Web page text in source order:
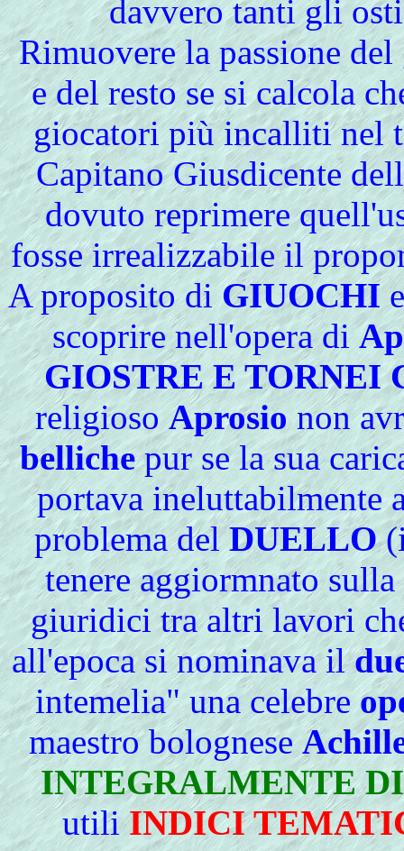
davvero tanti gli
Rimuovere la passione
e del resto se si calcola
giocatori più incalliti nel
Capitano Giusdicente
dovuto reprimere
fosse irrealizzabile il
A proposito diGIUOCHI
scoprire nell'opera di
GIOSTRE E TORNEI
religiosoAprosionon
bellichepur se la sua
portava ineluttabilmente
problema delDUELLO
tenere aggiormnato
giuridici tra altri lavori
all'epoca si nominava il
intemelia" una celebre
maestro bolognese
INTEGRALMENTE
utiliINDICI